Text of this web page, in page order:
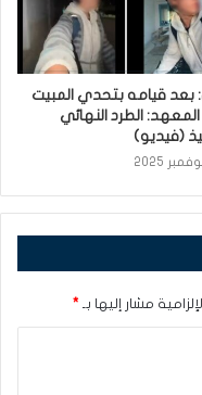
بعد قيامه بتحدي المبيت
الطرد النهائي
(فيديو)
مشار إليها بـ *